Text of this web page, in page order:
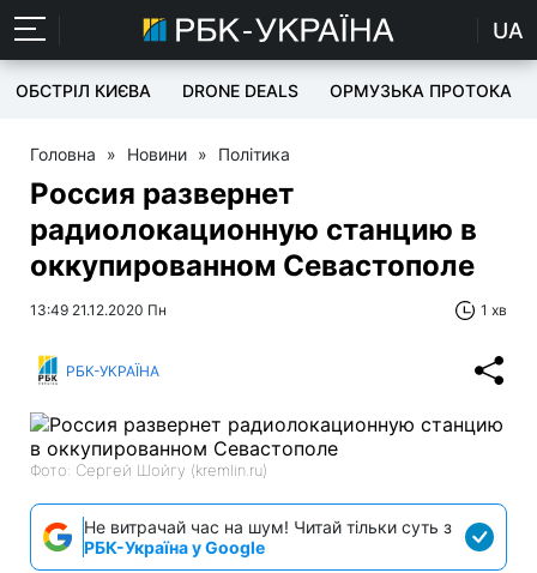
UA
ОБСТРІЛ КИЄВА DRONE DEALS ОРМУЗЬКА ПРОТОКА
Головна » Новини » Політика
Россия развернет
радиолокационную станцию в
оккупированном Севастополе
13:49 21.12.2020 Пн 1 хв
РБК-УКРАЇНА
Фото: Сергей Шойгу (kremlin.ru)
Не витрачай час на шум! Читай тільки суть з
РБК-Україна у Google